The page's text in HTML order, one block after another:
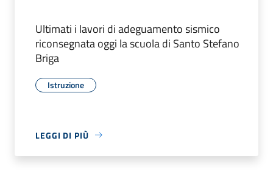
Ultimati i lavori di adeguamento sismico
riconsegnata oggi la scuola di Santo Stefano
Briga
Istruzione
LEGGI DI PIÙ